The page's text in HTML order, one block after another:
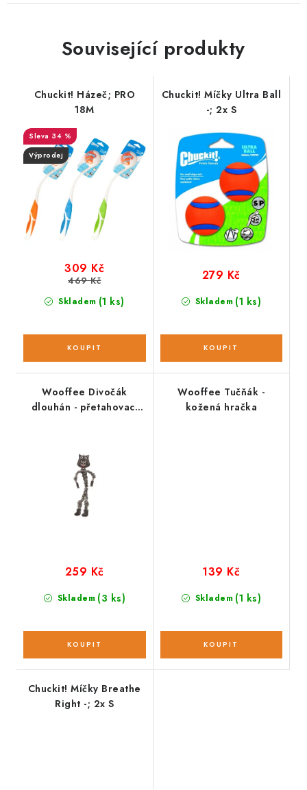
Související produkty
Chuckit! Házeč; PRO
18M
34 %
Výprodej
Skladem (1 ks)
309 Kč
469 Kč
Chuckit! Míčky Ultra Ball
-; 2x S
Skladem (1 ks)
279 Kč
Wooffee Divočák
dlouhán - přetahovací
Skladem (3 ks)
259 Kč
Wooffee Tučňák -
kožená hračka
Skladem (1 ks)
139 Kč
Chuckit! Míčky Breathe
Right -; 2x S